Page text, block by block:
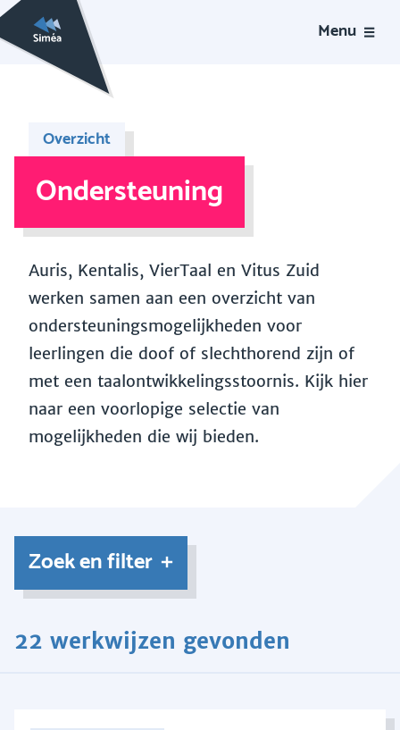
Menu
Overzicht
Ondersteuning
Auris, Kentalis, VierTaal en Vitus Zuid
werken samen aan een overzicht van
ondersteuningsmogelijkheden voor
leerlingen die doof of slechthorend zijn of
met een taalontwikkelingsstoornis. Kijk hier
naar een voorlopige selectie van
mogelijkheden die wij bieden.
Zoek en filter
22 werkwijzen gevonden